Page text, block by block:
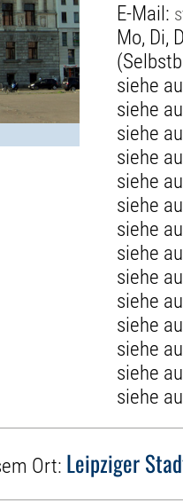
E-Mail:
Mo, Di,
siehe
siehe
siehe
siehe
siehe
siehe
siehe
siehe
siehe
siehe
siehe
siehe
siehe
siehe
Ort: Leipziger